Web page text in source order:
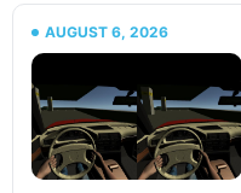
AUGUST 6, 2026